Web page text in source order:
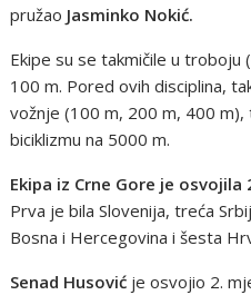
pružao Jasminko Nokić.
Ekipe su se takmičile u troboju
100 m. Pored ovih disciplina,
vožnje (100 m, 200 m, 400 m),
biciklizmu na 5000 m.
Ekipa iz Crne Gore je
Prva je bila Slovenija, treća
Bosna i Hercegovina i šesta
Senad Husović je osvojio 2.